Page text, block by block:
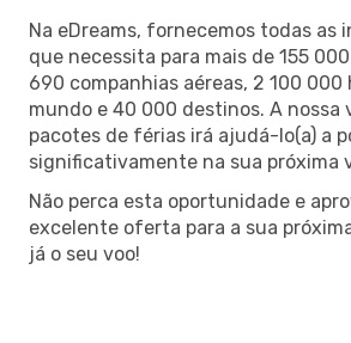
Na eDreams, fornecemos todas as
que necessita para mais de 155
690 companhias aéreas, 2 100
mundo e 40 000 destinos. A nossa
pacotes de férias irá ajudá-lo(a) a
significativamente na sua próxima
Não perca esta oportunidade e
excelente oferta para a sua
já o seu voo!